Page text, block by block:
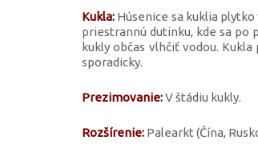
Kukla: Húsenice sa kuklia
priestrannú dutinku, kde sa
kukly občas vlhčiť vodou.
sporadicky.
Prezimovanie:V štádiu kukly.
Rozšírenie: Palearkt (Čína,